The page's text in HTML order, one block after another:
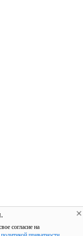
согласие на
сайту работать
сайт, мы будем